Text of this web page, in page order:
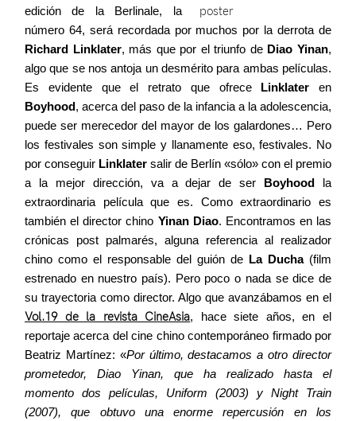
edición de la Berlinale, la
número 64, será recordada por muchos por la derrota de
Richard Linklater, más que por el triunfo de Diao Yinan,
algo que se nos antoja un desmérito para ambas películas.
Es evidente que el retrato que ofrece Linklater en
Boyhood, acerca del paso de la infancia a la adolescencia,
puede ser merecedor del mayor de los galardones… Pero
los festivales son simple y llanamente eso, festivales. No
por conseguir Linklater salir de Berlín «sólo» con el premio
a la mejor dirección, va a dejar de ser Boyhood la
extraordinaria película que es. Como extraordinario es
también el director chino Yinan Diao. Encontramos en las
crónicas post palmarés, alguna referencia al realizador
chino como el responsable del guión de La Ducha(film
estrenado en nuestro país). Pero poco o nada se dice de
su trayectoria como director. Algo que avanzábamos en el
Vol.19 de la revista CineAsia, hace siete años, en el
reportaje acerca del cine chino contemporáneo firmado por
Beatriz Martínez: «Por último, destacamos a otro director
prometedor, Diao Yinan, que ha realizado hasta el
momento dos películas, Uniform (2003) y Night Train
(2007), que obtuvo una enorme repercusión en los
Contacto
©2026 COPYRIGHT FLOTHEMES